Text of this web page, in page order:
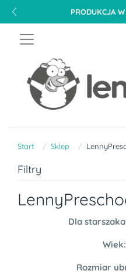
DARMOWA DOSTAWA
Start Sklep
Filtry
Dla
Rozmiar